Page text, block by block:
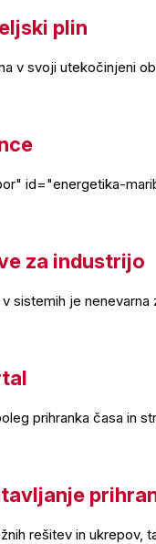
plin
v svoji utekočinjeni
id="energetika-
za industrijo
sistemih je
prihranka časa in
rešitev in ukrepov,